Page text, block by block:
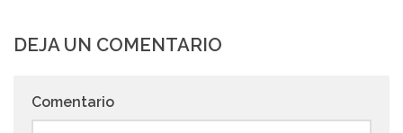
DEJA UN COMENTARIO
Comentario